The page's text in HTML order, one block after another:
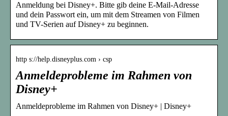
Anmeldung bei Disney+. Bitte gib deine E-Mail-Adresse
und dein Passwort ein, um mit dem Streamen von Filmen
und TV-Serien auf Disney+ zu beginnen.
http s://help.disneyplus.com › csp
Anmeldeprobleme im Rahmen von
Disney+
Anmeldeprobleme im Rahmen von Disney+ | Disney+